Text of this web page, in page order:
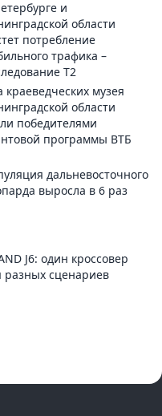
и
области
потребление
трафика –
T2
краеведческих музея
области
победителями
программы ВТБ
дальневосточного
выросла в 6 раз
J6: один кроссовер
разных сценариев